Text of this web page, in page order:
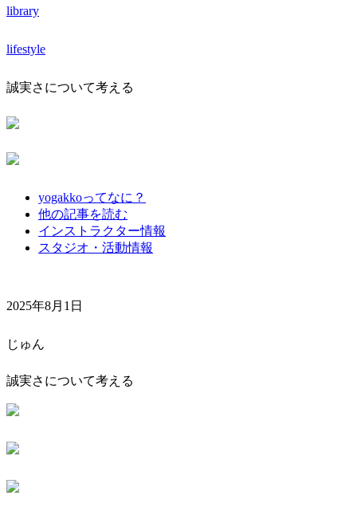
library
lifestyle
誠実さについて考える
yogakkoってなに？
他の記事を読む
インストラクター情報
スタジオ・活動情報
2025年8月1日
じゅん
誠実さについて考える